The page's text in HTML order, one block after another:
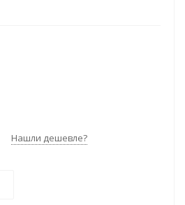
Нашли дешевле?